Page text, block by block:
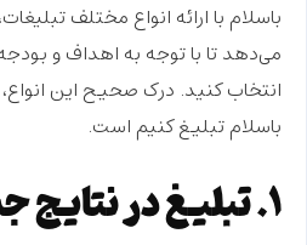
باسلام با ارائه انواع مختلف
می‌دهد تا با توجه به اهداف و
انتخاب کنید. درک صحیح این
باسلام تبلیغ کنیم است.
۱. تبلیغ در نتایج جستجو